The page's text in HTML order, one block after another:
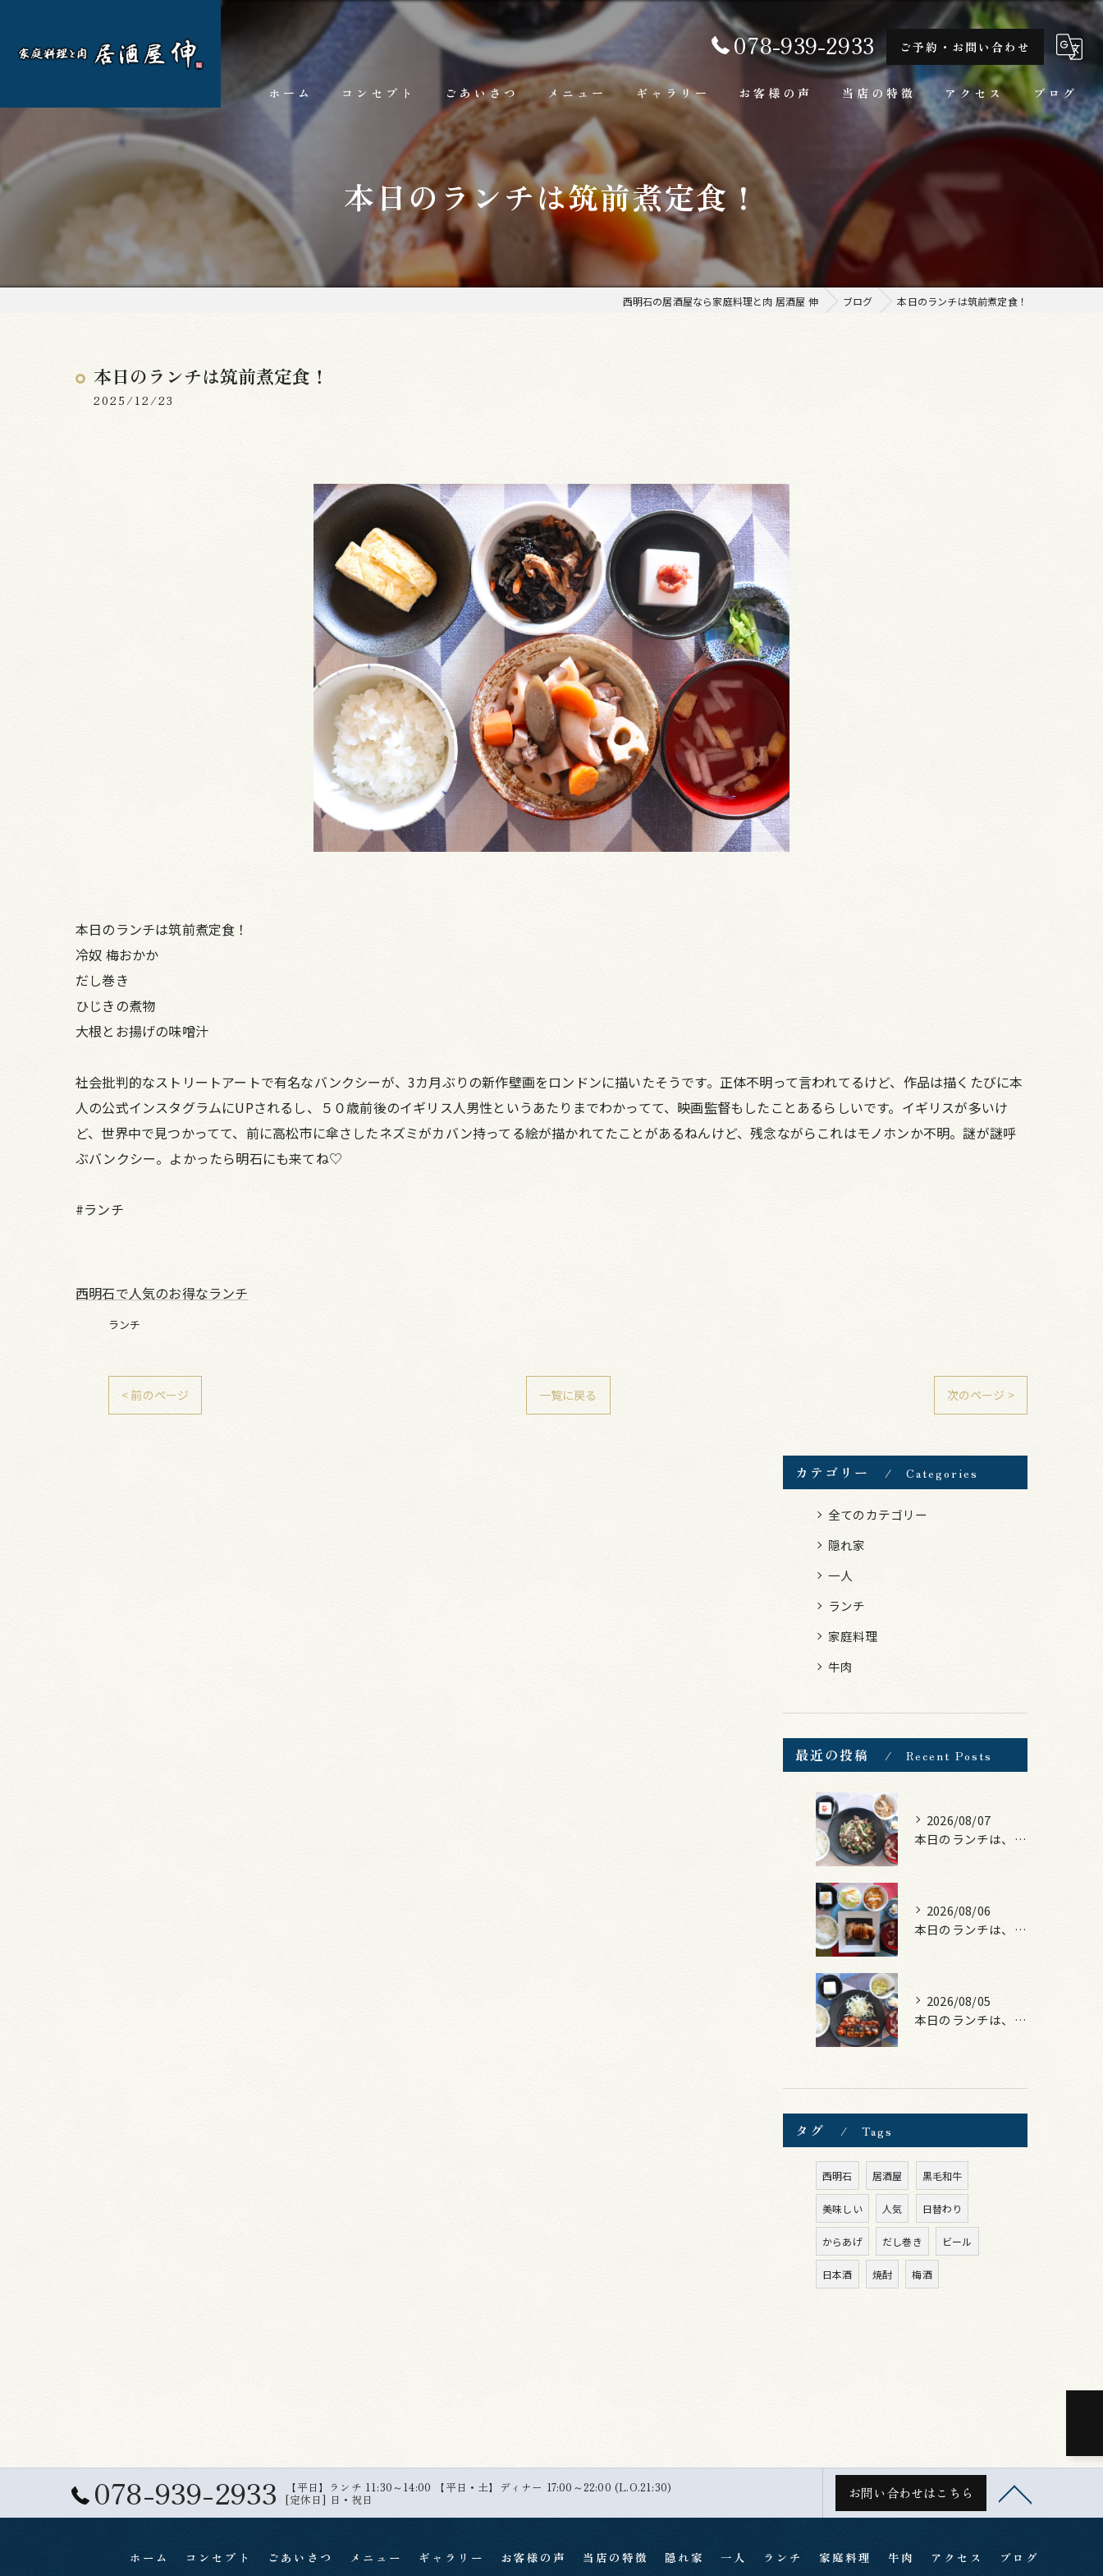
078-939-2933 ご予約・お問い合わせ
ホーム コンセプト ごあいさつ メニュー
ランチ
お料理
お飲み物
ギャラリー お客様の声 当店の特徴
隠れ家
ランチ
家庭料理
牛肉
アクセス ブログ
本日のランチは筑前煮定食！
西明石の居酒屋なら家庭料理と肉 居酒屋 伸 ブログ 本日のランチは筑前煮定食！
本日のランチは筑前煮定食！
2025/12/23
本日のランチは筑前煮定食！
冷奴 梅おかか
だし巻き
ひじきの煮物
大根とお揚げの味噌汁
社会批判的なストリートアートで有名なバンクシーが、3カ月ぶりの新作壁画をロンドンに描いたそうです。正体不明って言われてるけど、作品は描くたびに本
人の公式インスタグラムにUPされるし、５０歳前後のイギリス人男性というあたりまでわかってて、映画監督もしたことあるらしいです。イギリスが多いけ
ど、世界中で見つかってて、前に高松市に傘さしたネズミがカバン持ってる絵が描かれてたことがあるねんけど、残念ながらこれはモノホンか不明。謎が謎呼
ぶバンクシー。よかったら明石にも来てね♡
#ランチ
西明石で人気のお得なランチ
ランチ
< 前のページ 一覧に戻る 次のページ >
カテゴリー Categories
全てのカテゴリー
隠れ家
一人
ランチ
家庭料理
牛肉
最近の投稿 Recent Posts
2026/08/07
本日のランチは、黒毛和牛のチャプチェ！
2026/08/06
本日のランチは、照焼きチキン！
2026/08/05
本日のランチは、ロース豚カツ梅はさみ！
タグ Tags
西明石 居酒屋 黒毛和牛
美味しい 人気 日替わり
からあげ だし巻き ビール
日本酒 焼酎 梅酒
078-939-2933 【平日】ランチ 11:30～14:00 【平日・土】ディナー 17:00～22:00 (L.O.21:30)
[定休日] 日・祝日 お問い合わせはこちら
ホーム コンセプト ごあいさつ メニュー ギャラリー お客様の声 当店の特徴 隠れ家 一人 ランチ 家庭料理 牛肉 アクセス ブログ